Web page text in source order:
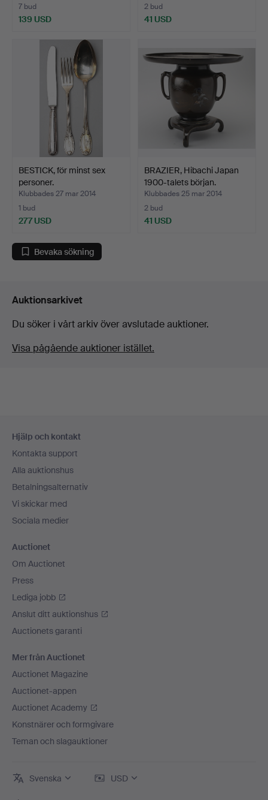
7 bud
139 USD
2 bud
41 USD
BESTICK, för minst sex
personer.
Klubbades 27 mar 2014
1 bud
277 USD
BRAZIER, Hibachi Japan
1900-talets början.
Klubbades 25 mar 2014
2 bud
41 USD
Bevaka sökning
Auktionsarkivet
Du söker i vårt arkiv över avslutade auktioner.
Visa pågående auktioner istället.
Hjälp och kontakt
Kontakta support
Alla auktionshus
Betalningsalternativ
Vi skickar med
Sociala medier
Auctionet
Om Auctionet
Press
Lediga jobb
Anslut ditt auktionshus
Auctionets garanti
Mer från Auctionet
Auctionet Magazine
Auctionet-appen
Auctionet Academy
Konstnärer och formgivare
Teman och slagauktioner
Svenska USD